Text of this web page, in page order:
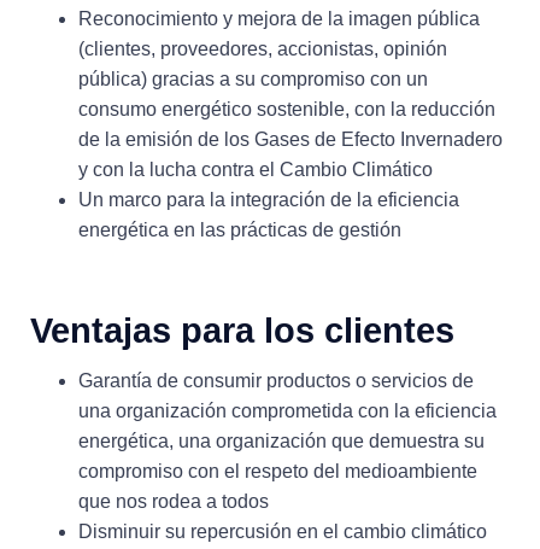
Reconocimiento y mejora de la imagen pública
(clientes, proveedores, accionistas, opinión
pública) gracias a su compromiso con un
consumo energético sostenible, con la reducción
de la emisión de los Gases de Efecto Invernadero
y con la lucha contra el Cambio Climático
Un marco para la integración de la eficiencia
energética en las prácticas de gestión
Ventajas para los clientes
Garantía de consumir productos o servicios de
una organización comprometida con la eficiencia
energética, una organización que demuestra su
compromiso con el respeto del medioambiente
que nos rodea a todos
Disminuir su repercusión en el cambio climático